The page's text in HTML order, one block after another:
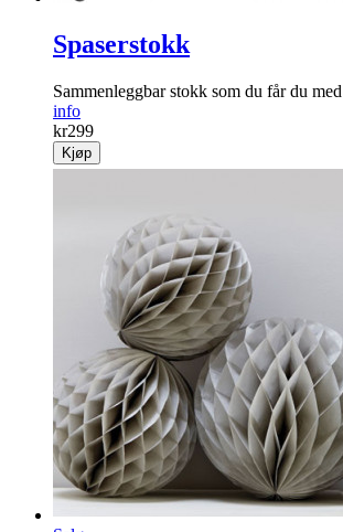
Spaserstokk
Sammenleggbar stokk som du får du
info
kr299
Kjøp